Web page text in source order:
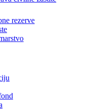
za inspekcijske poslove
civilne zaštite
rezerve